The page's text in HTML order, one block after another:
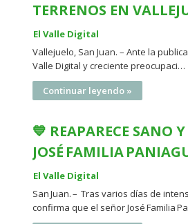
TERRENOS EN
El Valle Digital
Vallejuelo, San Juan. – Ante la
Valle Digital y creciente preocupaci…
Continuar leyendo »
💙 REAPARECE SANO
JOSÉ FAMILIA
El Valle Digital
San Juan. – Tras varios días de
confirma que el señor José Familia